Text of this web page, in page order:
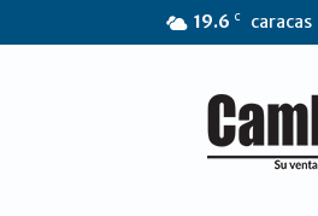
19.6 C caracas